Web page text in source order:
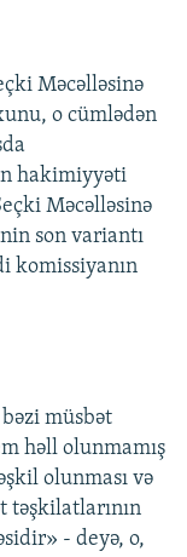
Məcəlləsinə
o cümlədən
hakimiyyəti
Məcəlləsinə
son variantı
komissiyanın
müsbət
həll olunmamış
olunması və
təşkilatlarının
- deyə, o,